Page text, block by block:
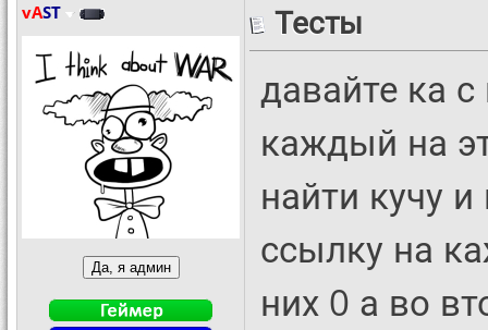
vAST Тесты
давайте ка
каждый на
найти кучу
ссылку на
них 0 а во